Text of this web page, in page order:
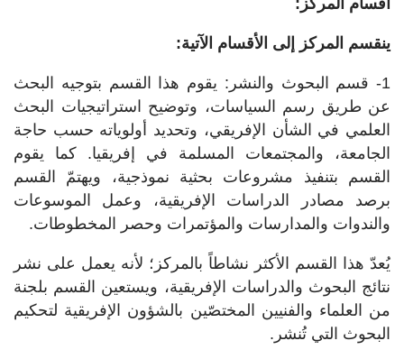
ينقسم المركز إلى الأقسام الآتية:
1- قسم البحوث والنشر: يقوم هذا القسم بتوجيه البحث
عن طريق رسم السياسات، وتوضيح استراتيجيات البحث
العلمي في الشأن الإفريقي، وتحديد أولوياته حسب حاجة
الجامعة، والمجتمعات المسلمة في إفريقيا. كما يقوم
القسم بتنفيذ مشروعات بحثية نموذجية، ويهتمّ القسم
برصد مصادر الدراسات الإفريقية، وعمل الموسوعات
والندوات والمدارسات والمؤتمرات وحصر المخطوطات.
يُعدّ هذا القسم الأكثر نشاطاً بالمركز؛ لأنه يعمل على نشر
نتائج البحوث والدراسات الإفريقية، ويستعين القسم بلجنة
من العلماء والفنيين المختصّين بالشؤون الإفريقية لتحكيم
البحوث التي تُنشر.